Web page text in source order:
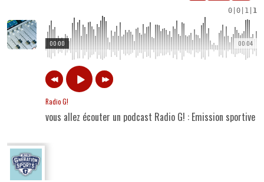
0 0 1 1
00:04
00:00
Radio G!
vous allez écouter un podcast Radio G! : Emission